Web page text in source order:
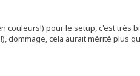
couleurs!) pour le setup, c'est très
dommage, cela aurait mérité plus